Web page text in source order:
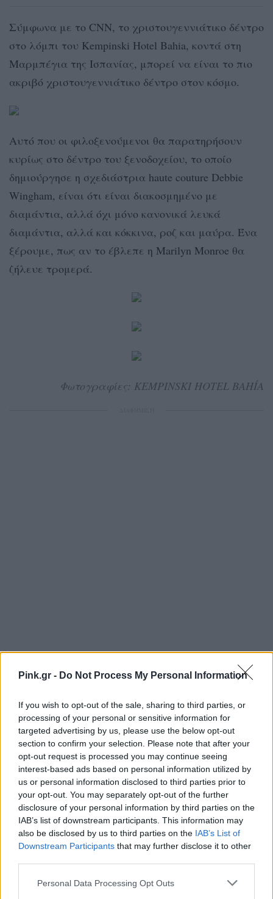
Pink.gr - Do Not Process My Personal Information
If you wish to opt-out of the sale, sharing to third parties, or
processing of your personal or sensitive information for
targeted advertising by us, please use the below opt-out
section to confirm your selection. Please note that after your
opt-out request is processed you may continue seeing
interest-based ads based on personal information utilized by
us or personal information disclosed to third parties prior to
your opt-out. You may separately opt-out of the further
disclosure of your personal information by third parties on the
IAB’s list of downstream participants. This information may
also be disclosed by us to third parties on the IAB’s List of
Downstream Participants that may further disclose it to other
Personal Data Processing Opt Outs
Σύμφωνα με το CNN, το χριστουγεννιάτικο δέντρο
στο λόμπι του Kempinski Hotel Bahia, κοντά στη
Μαρμπέγια της Ισπανίας, μπορεί να είναι το πιο
ακριβό χριστουγεννιάτικο δέντρο στον κόσμο.
Αυτό που οι φιλοξενούμενοι θα παρατηρήσουν
κυρίως στο δέντρο του ξενοδοχείου, το οποίο
δημιούργησε η σχεδιάστρια haute couture Debbie
Wingham, είναι ότι είναι διακοσμημένο με
διαμάντια, αλλά όχι μόνο κανονικά λευκά
διαμάντια, αλλά και κόκκινα, ροζ και μαύρα. Ένα
ξέρουμε, πως αν το έβλεπε η Marilyn Monroe θα
ζήλευε τρομερά.
Φωτογραφίες: KEMPINSKI HOTEL BAHÍA
Ακολουθήστε το Pink.gr στοGoogle Newsκαι
μάθετε πρώτοιτα πιο hot νέα.
Ακολουθήστε το Pink.gr και στοInstagram
ΔΙΑΦΗΜΙΣΗ